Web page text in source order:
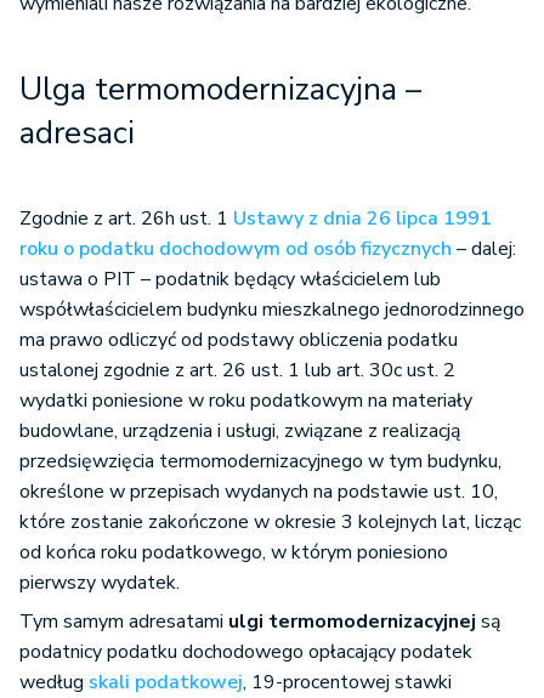
Ulga termomodernizacyjna –
adresaci
Zgodnie z art. 26h ust. 1 Ustawy z dnia 26 lipca 1991
roku o podatku dochodowym od osób fizycznych – dalej:
ustawa o PIT – podatnik będący właścicielem lub
współwłaścicielem budynku mieszkalnego jednorodzinnego
ma prawo odliczyć od podstawy obliczenia podatku
ustalonej zgodnie z art. 26 ust. 1 lub art. 30c ust. 2
wydatki poniesione w roku podatkowym na materiały
budowlane, urządzenia i usługi, związane z realizacją
przedsięwzięcia termomodernizacyjnego w tym budynku,
określone w przepisach wydanych na podstawie ust. 10,
które zostanie zakończone w okresie 3 kolejnych lat, licząc
od końca roku podatkowego, w którym poniesiono
pierwszy wydatek.
Tym samym adresatami ulgi termomodernizacyjnej są
podatnicy podatku dochodowego opłacający podatek
według skali podatkowej, 19-procentowej stawki